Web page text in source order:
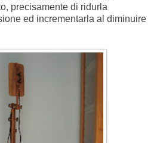
precisamente di ridurla
ed incrementarla al diminuire